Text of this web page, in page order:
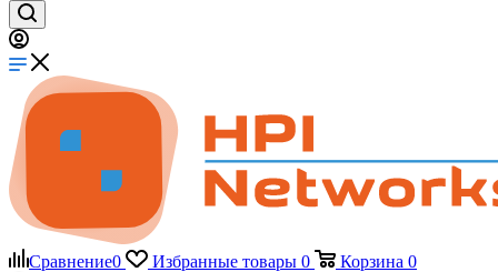
Сравнение0 Избранные товары 0 Корзина 0